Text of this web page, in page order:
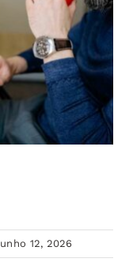
12, 2026